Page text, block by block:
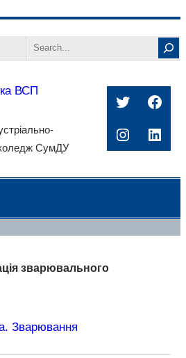
Search
ВСП
коледж СумДУ
Twitter
зварювального
Зварювання